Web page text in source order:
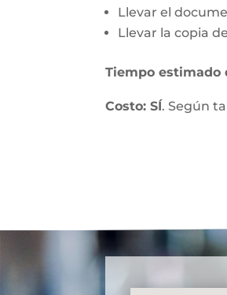
Llevar el
Llevar la copia
Tiempo estimado
Costo: SÍ. Según